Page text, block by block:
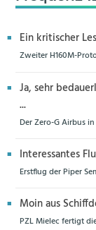
Ein kritischer
Zweiter H160M-
Ja, sehr
...
Der Zero-G Airbus
Interessantes
Erstflug der Piper
Moin aus
PZL Mielec fertigt